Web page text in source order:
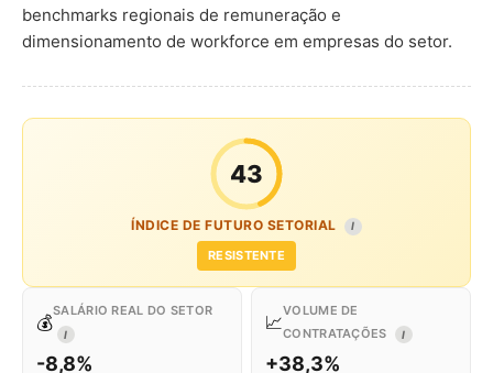
benchmarks regionais de remuneração e
dimensionamento de workforce em empresas do setor.
43
ÍNDICE DE FUTURO SETORIAL I
RESISTENTE
💰
SALÁRIO REAL DO SETOR
I
-8,8%
📈
VOLUME DE
CONTRATAÇÕES
I
+38,3%